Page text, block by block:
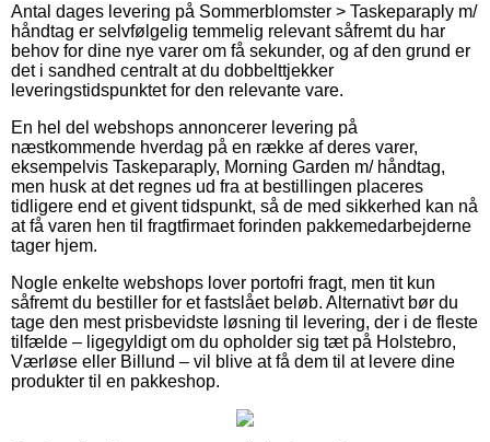
Antal dages levering på Sommerblomster > Taskeparaply m/
håndtag er selvfølgelig temmelig relevant såfremt du har
behov for dine nye varer om få sekunder, og af den grund er
det i sandhed centralt at du dobbelttjekker
leveringstidspunktet for den relevante vare.
En hel del webshops annoncerer levering på
næstkommende hverdag på en række af deres varer,
eksempelvis Taskeparaply, Morning Garden m/ håndtag,
men husk at det regnes ud fra at bestillingen placeres
tidligere end et givent tidspunkt, så de med sikkerhed kan nå
at få varen hen til fragtfirmaet forinden pakkemedarbejderne
tager hjem.
Nogle enkelte webshops lover portofri fragt, men tit kun
såfremt du bestiller for et fastslået beløb. Alternativt bør du
tage den mest prisbevidste løsning til levering, der i de fleste
tilfælde – ligegyldigt om du opholder sig tæt på Holstebro,
Værløse eller Billund – vil blive at få dem til at levere dine
produkter til en pakkeshop.